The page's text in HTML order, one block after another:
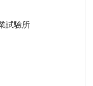
試驗所